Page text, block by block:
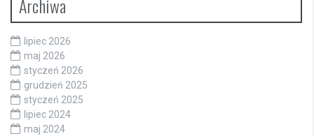
Archiwa
lipiec 2026
maj 2026
styczeń 2026
grudzień 2025
styczeń 2025
lipiec 2024
maj 2024